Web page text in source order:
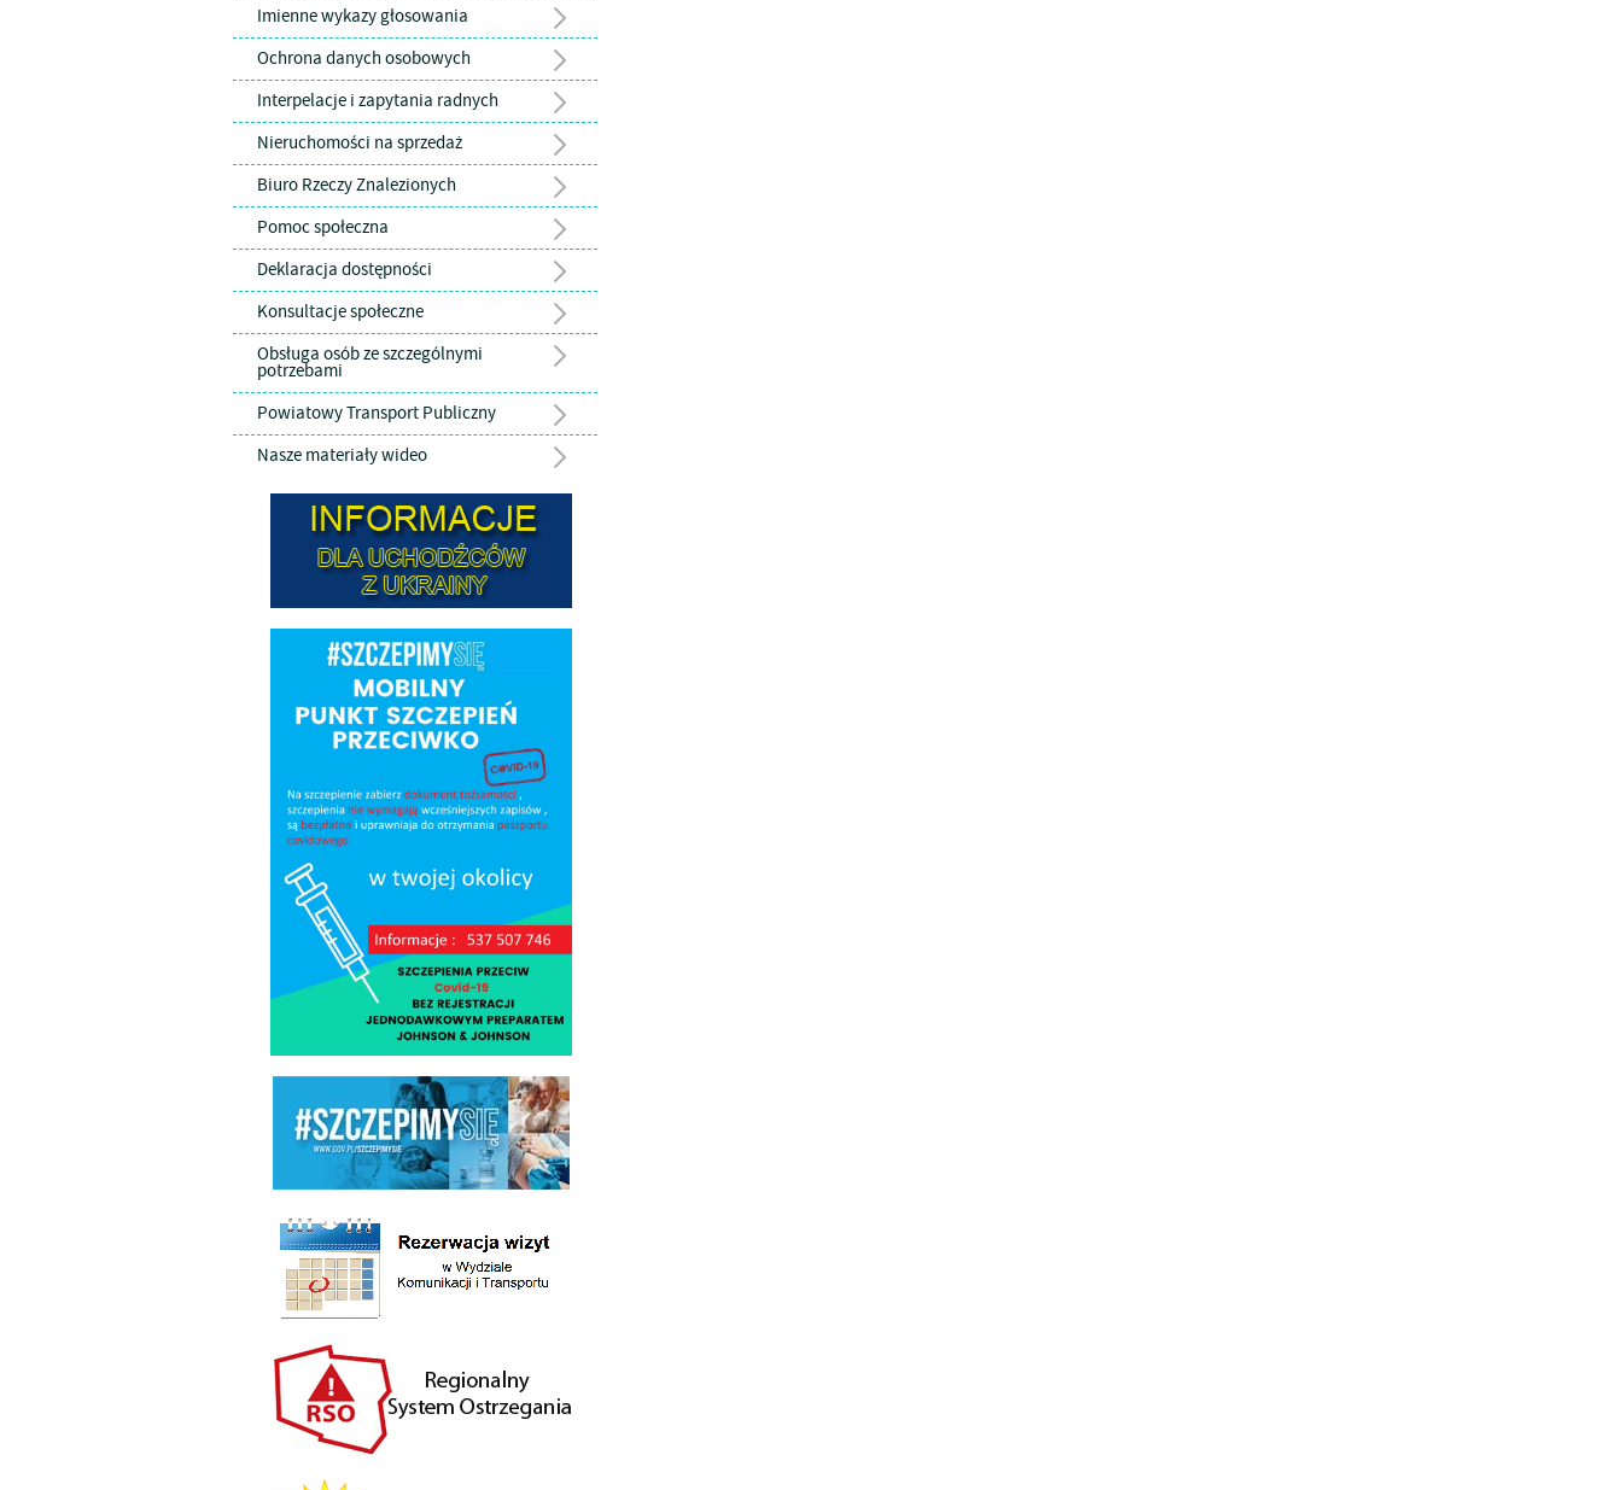
Imienne wykazy głosowania
Ochrona danych osobowych
Interpelacje i zapytania radnych
Nieruchomości na sprzedaż
Biuro Rzeczy Znalezionych
Pomoc społeczna
Deklaracja dostępności
Konsultacje społeczne
Obsługa osób ze szczególnymi
potrzebami
Powiatowy Transport Publiczny
Nasze materiały wideo